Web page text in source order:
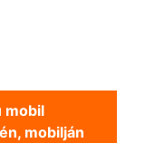
mobil
mobilján